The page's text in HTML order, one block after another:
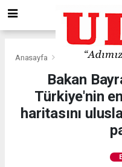
Anasayfa Ekonomi
Bakan
Türkiye'nin
haritasını